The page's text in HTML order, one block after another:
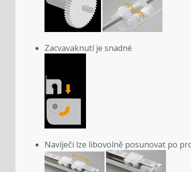
Zacvavaknutí je snadné
Navíječi lze libovolně posunovat po